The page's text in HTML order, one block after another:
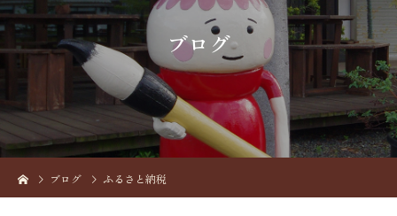
ブロ グ
ブログ ふるさと納税